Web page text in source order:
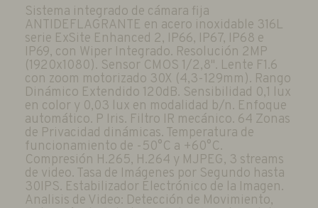
Sistema integrado de cámara fija
ANTIDEFLAGRANTE en acero inoxidable 316L
serie ExSite Enhanced 2, IP66, IP67, IP68 e
IP69, con Wiper Integrado. Resolución 2MP
(1920x1080). Sensor CMOS 1/2,8". Lente F1.6
con zoom motorizado 30X (4,3-129mm). Rango
Dinámico Extendido 120dB. Sensibilidad 0,1 lux
en color y 0,03 lux en modalidad b/n. Enfoque
automático. P Iris. Filtro IR mecánico. 64 Zonas
de Privacidad dinámicas. Temperatura de
funcionamiento de -50°C a +60°C.
Compresión H.265, H.264 y MJPEG, 3 streams
de video. Tasa de Imágenes por Segundo hasta
30IPS. Estabilizador Electrónico de la Imagen.
Analisis de Video: Detección de Movimiento,